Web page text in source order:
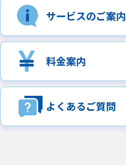
サービスのご案内
料金案内
よくあるご質問